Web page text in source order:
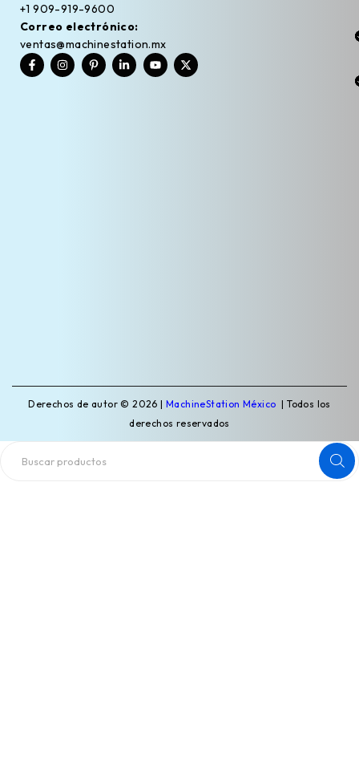
+1 909-919-9600
Correo electrónico:
ventas@machinestation.mx
Derechos de autor © 2026 |MachineStation México | Todos los
derechos reservados